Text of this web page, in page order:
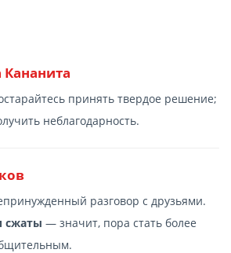
принять твердое решение;
неблагодарность.
разговор с друзьями.
сжаты — значит, пора стать более